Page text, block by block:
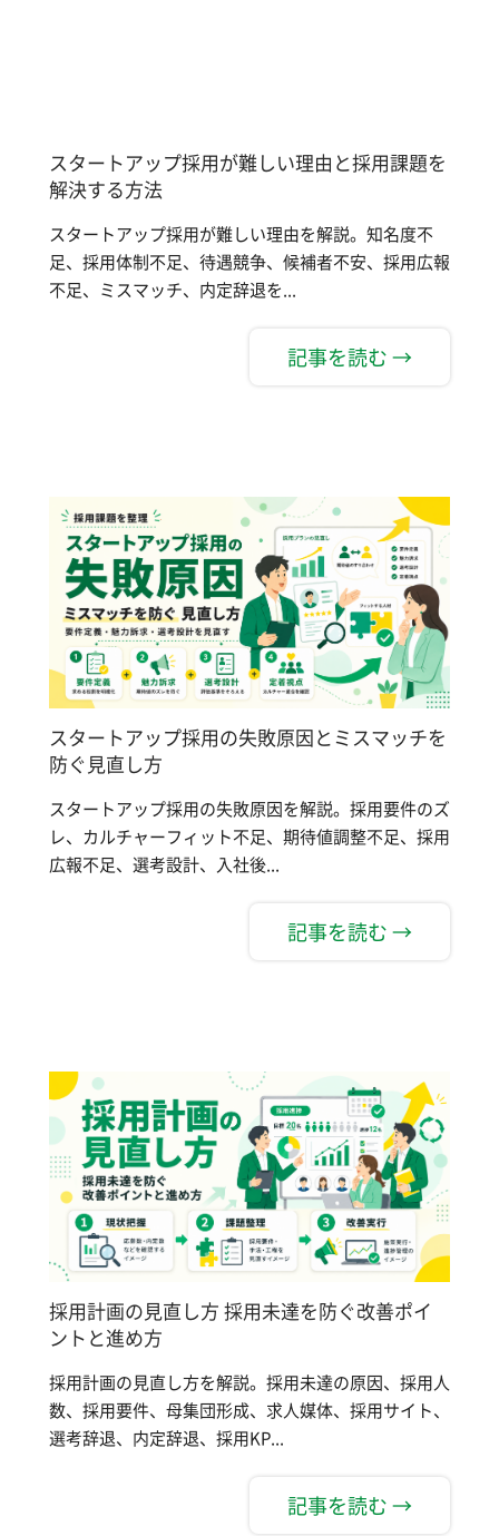
スタートアップ採用が難しい理由と採用課題を
解決する方法
スタートアップ採用が難しい理由を解説。知名度不
足、採用体制不足、待遇競争、候補者不安、採用広報
不足、ミスマッチ、内定辞退を...
記事を読む →
スタートアップ採用の失敗原因とミスマッチを
防ぐ見直し方
スタートアップ採用の失敗原因を解説。採用要件のズ
レ、カルチャーフィット不足、期待値調整不足、採用
広報不足、選考設計、入社後...
記事を読む →
採用計画の見直し方 採用未達を防ぐ改善ポイ
ントと進め方
採用計画の見直し方を解説。採用未達の原因、採用人
数、採用要件、母集団形成、求人媒体、採用サイト、
選考辞退、内定辞退、採用KP...
記事を読む →